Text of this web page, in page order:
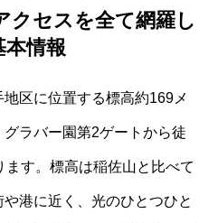
クセスを全て網羅し
本情報
区に位置する標高約169メ
ラバー園第2ゲートから徒
す。標高は稲佐山と比べて
港に近く、光のひとつひと